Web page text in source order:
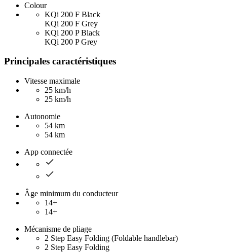
Colour
KQi 200 F Black
KQi 200 F Grey
KQi 200 P Black
KQi 200 P Grey
Principales caractéristiques
Vitesse maximale
25 km/h
25 km/h
Autonomie
54 km
54 km
App connectée
Âge minimum du conducteur
14+
14+
Mécanisme de pliage
2 Step Easy Folding (Foldable handlebar)
2 Step Easy Folding